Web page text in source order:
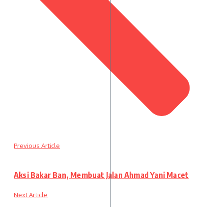
Previous Article
Aksi Bakar Ban, Membuat Jalan Ahmad Yani Macet
Next Article